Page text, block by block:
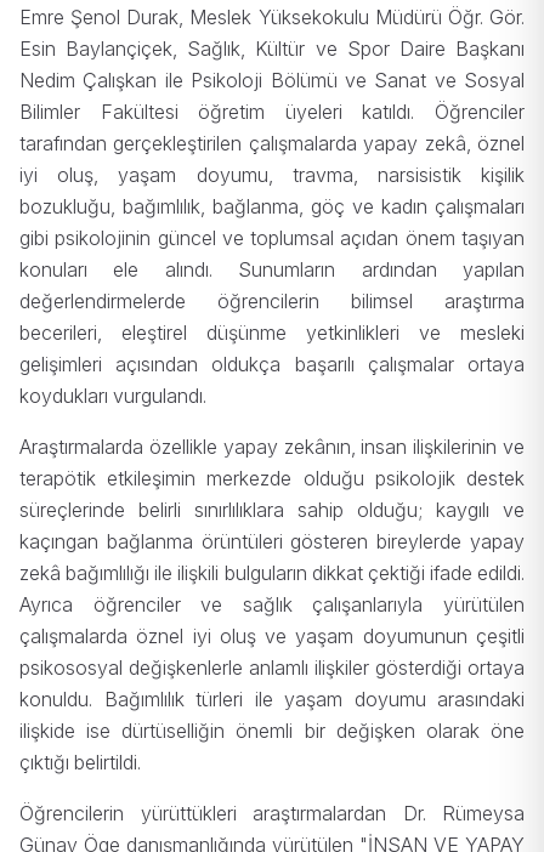
Emre Şenol Durak, Meslek Yüksekokulu Müdürü Öğr. Gör.
Esin Baylançiçek, Sağlık, Kültür ve Spor Daire Başkanı
Nedim Çalışkan ile Psikoloji Bölümü ve Sanat ve Sosyal
Bilimler Fakültesi öğretim üyeleri katıldı. Öğrenciler
tarafından gerçekleştirilen çalışmalarda yapay zekâ, öznel
iyi oluş, yaşam doyumu, travma, narsisistik kişilik
bozukluğu, bağımlılık, bağlanma, göç ve kadın çalışmaları
gibi psikolojinin güncel ve toplumsal açıdan önem taşıyan
konuları ele alındı. Sunumların ardından yapılan
değerlendirmelerde öğrencilerin bilimsel araştırma
becerileri, eleştirel düşünme yetkinlikleri ve mesleki
gelişimleri açısından oldukça başarılı çalışmalar ortaya
koydukları vurgulandı.
Araştırmalarda özellikle yapay zekânın, insan ilişkilerinin ve
terapötik etkileşimin merkezde olduğu psikolojik destek
süreçlerinde belirli sınırlılıklara sahip olduğu; kaygılı ve
kaçıngan bağlanma örüntüleri gösteren bireylerde yapay
zekâ bağımlılığı ile ilişkili bulguların dikkat çektiği ifade edildi.
Ayrıca öğrenciler ve sağlık çalışanlarıyla yürütülen
çalışmalarda öznel iyi oluş ve yaşam doyumunun çeşitli
psikososyal değişkenlerle anlamlı ilişkiler gösterdiği ortaya
konuldu. Bağımlılık türleri ile yaşam doyumu arasındaki
ilişkide ise dürtüselliğin önemli bir değişken olarak öne
çıktığı belirtildi.
Öğrencilerin yürüttükleri araştırmalardan Dr. Rümeysa
Günay Öge danışmanlığında yürütülen "İNSAN VE YAPAY